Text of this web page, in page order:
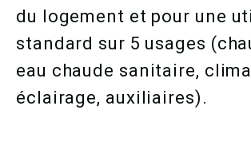
du logement et pour une
standard sur 5 usages
eau chaude sanitaire,
éclairage, auxiliaires).